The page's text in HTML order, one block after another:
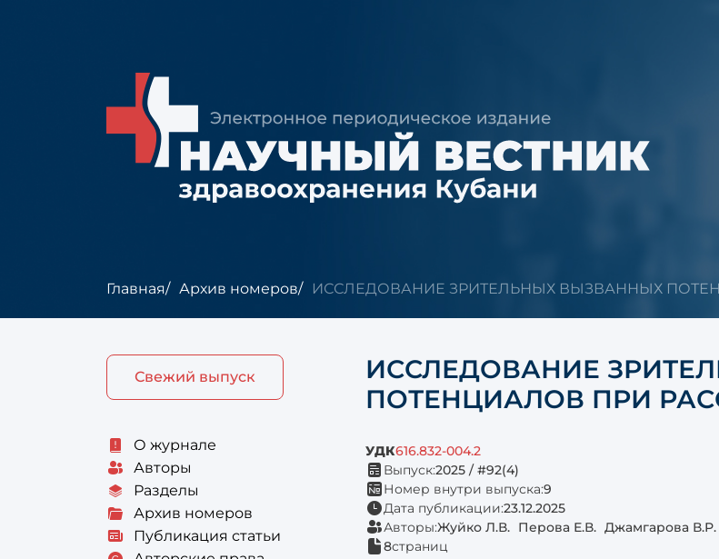
Главная Архив номеров ИССЛЕДОВАНИЕ ЗРИТЕЛЬНЫХ ВЫЗВАННЫХ
Свежий выпуск
О журнале
Авторы
Разделы
Архив номеров
Публикация статьи
ИССЛЕДОВАНИЕ
ПОТЕНЦИАЛОВ ПРИ
УДК616.832-004.2
Выпуск:2025 / #92(4)
Номер внутри выпуска:9
Дата публикации:23.12.2025
Авторы:Жуйко Л.В. Перова Е.В. Джамгарова В.Р.
8страниц